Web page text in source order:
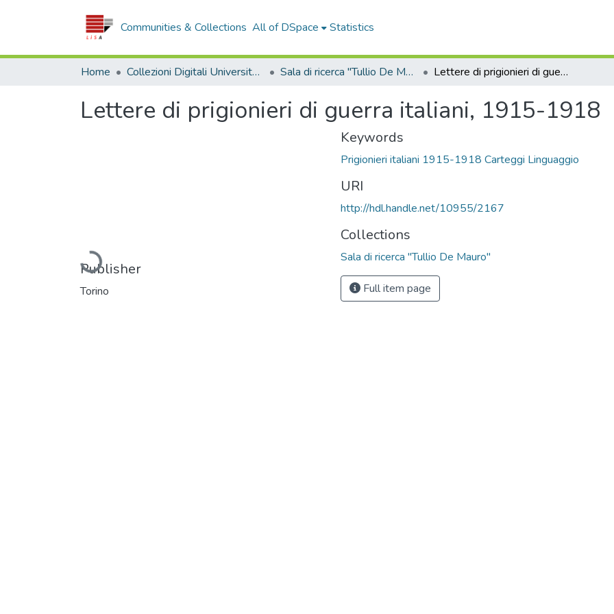
Communities & Collections All of DSpace Statistics
Home Collezioni Digitali Università della Calabria Sala di ricerca "Tullio De Mauro" Lettere di prigionieri di guerra italiani, 1915-1918
Lettere di prigionieri di guerra italiani, 1915-1918
Loading...
Publisher
Torino
Keywords
Prigionieri italiani 1915-1918 Carteggi Linguaggio
URI
http://hdl.handle.net/10955/2167
Collections
Sala di ricerca "Tullio De Mauro"
Full item page